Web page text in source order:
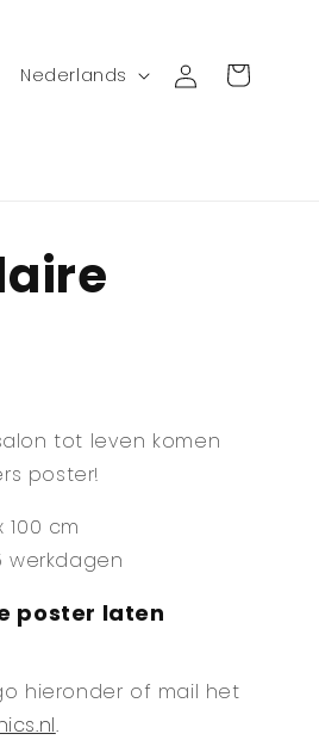
TNederlands InloggenWinkelwagen
tot leven komen
poster!
100 cm
werkdagen
poster laten
hieronder of mail het
.